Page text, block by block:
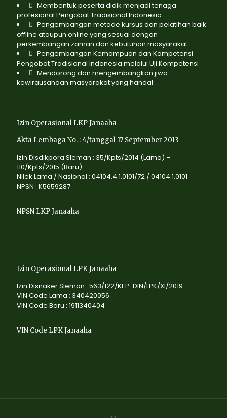
Membentuk peserta didik menjadi tenaga
profesional Pengobat Tradisional Indonesia
Pengembangan metode kursus dan pelatihan baik
offline ataupun online yang sesuai dengan
perkembangan zaman dan kebutuhan masyarakat
Pengembangan Kemampuan dan Kompetensi
Pengobat Tradisional Indonesia melalui Uji Kompetensi
Mendorong dan mengembangkan jiwa
kewirausahaan masyarakat yang handal
Izin Operasional LKP Janaaha
Akta Lembaga No. : 4/tanggal 17 September 2013
Izin Disdikpora Sleman : 35/Kpts/2014 (Lama) –
110/Kpts/2015 (Baru)
Nilek Lama / Nasional : 04104.4.1.0101/72 / 04104.1.0101
NPSN : K5659287
NPSN LKP Janaaha
Izin Operasional LPK Janaaha
Izin Disnaker Sleman : 563/122/KEP-DIN/LPK/XI/2019
VIN Code Lama : 340420056
VIN Code Baru : 1911340404
VIN Code LPK Janaaha